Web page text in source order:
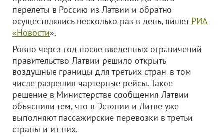
перелеты в Россию из Латвии и обратно
осуществлялись несколько раз в день, пишетРИА
«Новости».
Ровно через год после введенных ограничений
правительство Латвии решило открыть
воздушные границы для третьих стран, в том
числе разрешив чартерные рейсы. Такое
решение в Министерстве сообщения Латвии
объяснили тем, что в Эстонии и Литве уже
выполняют пассажирские перевозки в третьи
страны и из них.